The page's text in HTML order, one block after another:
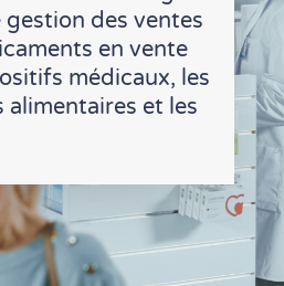
des ventes
en vente
médicaux, les
alimentaires et les